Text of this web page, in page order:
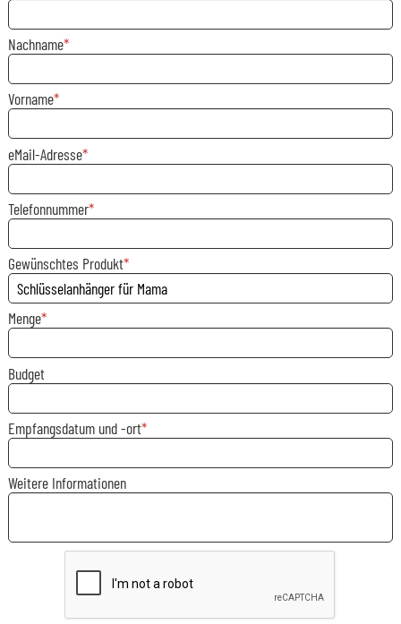
Nachname
Vorname
eMail-Adresse
Telefonnummer
Gewünschtes Produkt
Menge
Budget
Empfangsdatum und -ort
Weitere Informationen